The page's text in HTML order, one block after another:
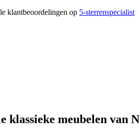
klantbeoordelingen op 5-sterrenspecialist
klassieke meubelen van